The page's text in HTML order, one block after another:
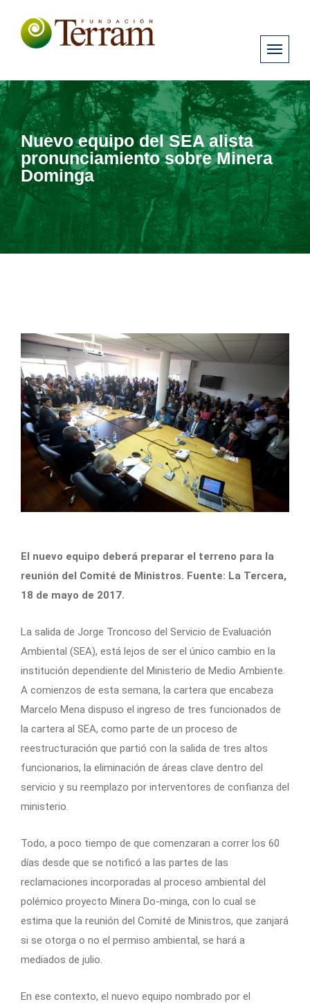
Nuevo equipo del SEA alista
pronunciamiento sobre Minera
Dominga
El nuevo equipo deberá preparar el terreno para la
reunión del Comité de Ministros. Fuente: La Tercera,
18 de mayo de 2017.
La salida de Jorge Troncoso del Servicio de Evaluación
Ambiental (SEA), está lejos de ser el único cambio en la
institución dependiente del Ministerio de Medio Ambiente.
A comienzos de esta semana, la cartera que encabeza
Marcelo Mena dispuso el ingreso de tres funcionados de
la cartera al SEA, como parte de un proceso de
reestructuración que partió con la salida de tres altos
funcionarios, la eliminación de áreas clave dentro del
servicio y su reemplazo por interventores de confianza del
ministerio.
Todo, a poco tiempo de que comenzaran a correr los 60
días desde que se notificó a las partes de las
reclamaciones incorporadas al proceso ambiental del
polémico proyecto Minera Do-minga, con lo cual se
estima que la reunión del Comité de Ministros, que zanjará
si se otorga o no el permiso ambiental, se hará a
mediados de julio.
En ese contexto, el nuevo equipo nombrado por el